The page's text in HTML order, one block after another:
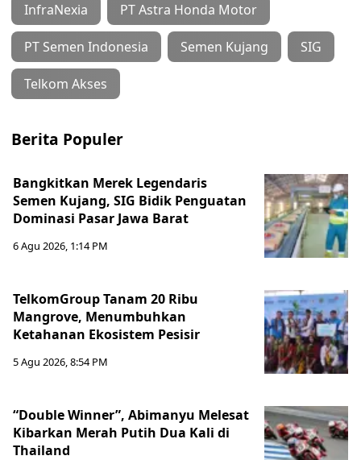
InfraNexia PT Astra Honda Motor
PT Semen Indonesia Semen Kujang SIG
Telkom Akses
Berita Populer
Bangkitkan Merek Legendaris
Semen Kujang, SIG Bidik Penguatan
Dominasi Pasar Jawa Barat
6 Agu 2026, 1:14 PM
TelkomGroup Tanam 20 Ribu
Mangrove, Menumbuhkan
Ketahanan Ekosistem Pesisir
5 Agu 2026, 8:54 PM
“Double Winner”, Abimanyu Melesat
Kibarkan Merah Putih Dua Kali di
Thailand